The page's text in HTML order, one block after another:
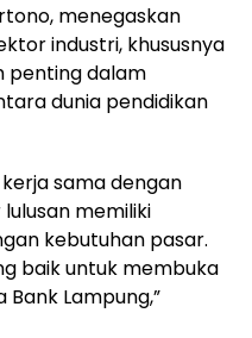
menegaskan
industri, khususnya
penting dalam
dunia pendidikan
sama dengan
memiliki
kebutuhan pasar.
baik untuk membuka
Lampung,”